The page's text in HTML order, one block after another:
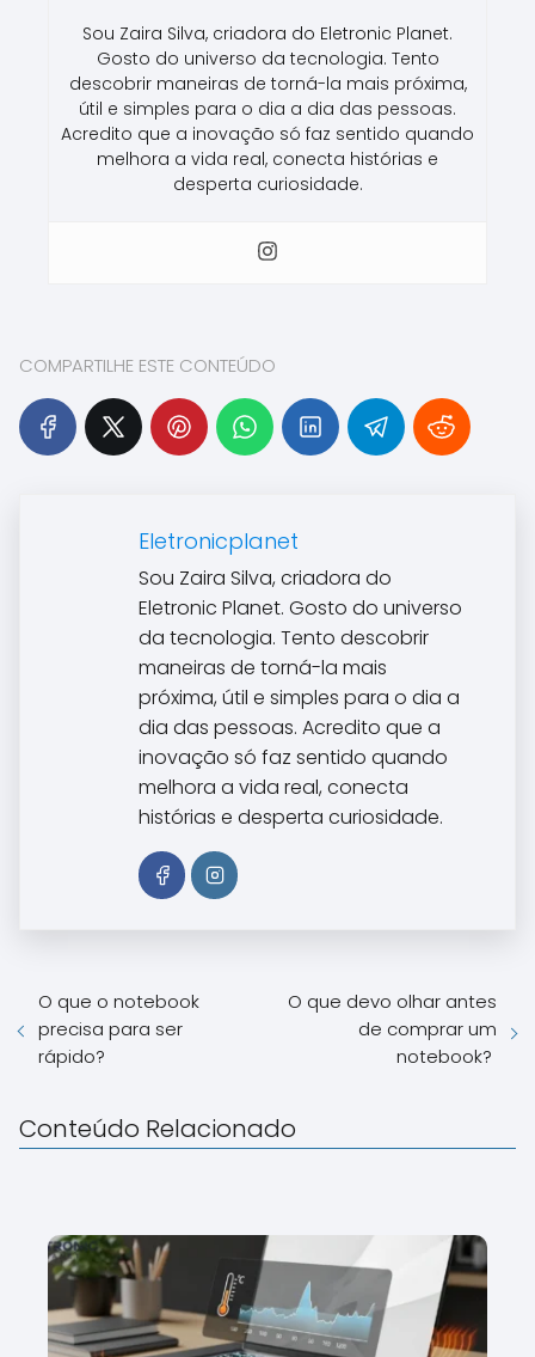
Sou Zaira Silva, criadora do Eletronic Planet.
Gosto do universo da tecnologia. Tento
descobrir maneiras de torná-la mais próxima,
útil e simples para o dia a dia das pessoas.
Acredito que a inovação só faz sentido quando
melhora a vida real, conecta histórias e
desperta curiosidade.
COMPARTILHE ESTE CONTEÚDO
Eletronicplanet
Sou Zaira Silva, criadora do
Eletronic Planet. Gosto do universo
da tecnologia. Tento descobrir
maneiras de torná-la mais
próxima, útil e simples para o dia a
dia das pessoas. Acredito que a
inovação só faz sentido quando
melhora a vida real, conecta
histórias e desperta curiosidade.
O que o notebook
precisa para ser
rápido?
O que devo olhar antes
de comprar um
notebook?
Conteúdo Relacionado